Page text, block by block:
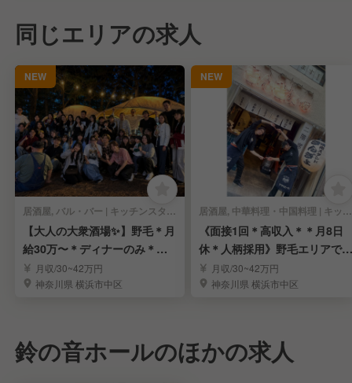
同じエリアの求人
NEW
居酒屋, バル・バー | キッチンスタッフ
【大人の大衆酒場✨】野毛＊月
給30万〜＊ディナーのみ＊未
経験OK＊面接1回
月収/30~42万円
神奈川県 横浜市中区
NEW
居酒屋, 中華料理・中国料理 | キッチンスタッフ
《面接1回＊高収入＊＊月8日
休＊人柄採用》野毛エリアで根
付く人気の大衆酒場
月収/30~42万円
神奈川県 横浜市中区
鈴の音ホールのほかの求人